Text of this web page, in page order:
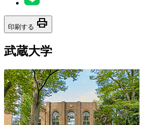
印刷する print
武蔵大学